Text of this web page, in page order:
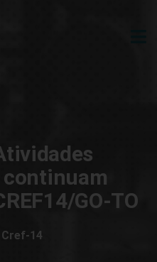
GO-TO
Cref-14